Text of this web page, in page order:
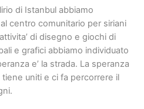
di Istanbul abbiamo
centro comunitario per siriani
di disegno e giochi di
e grafici abbiamo individuato
e’ la strada. La speranza
tiene uniti e ci fa percorrere il